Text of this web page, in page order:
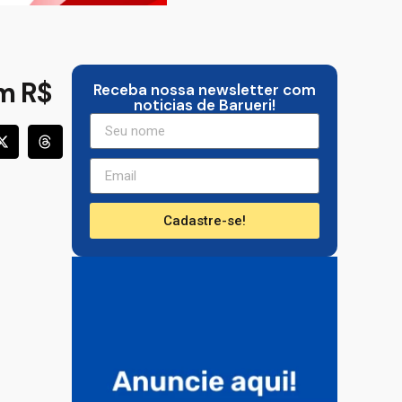
R$ Receba nossa newsletter com
noticias de Barueri!
Cadastre-se!